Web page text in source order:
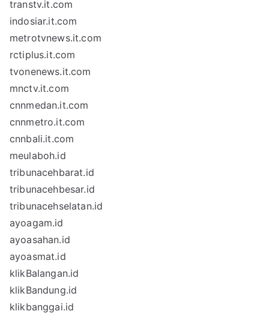
transtv.it.com
indosiar.it.com
metrotvnews.it.com
rctiplus.it.com
tvonenews.it.com
mnctv.it.com
cnnmedan.it.com
cnnmetro.it.com
cnnbali.it.com
meulaboh.id
tribunacehbarat.id
tribunacehbesar.id
tribunacehselatan.id
ayoagam.id
ayoasahan.id
ayoasmat.id
klikBalangan.id
klikBandung.id
klikbanggai.id